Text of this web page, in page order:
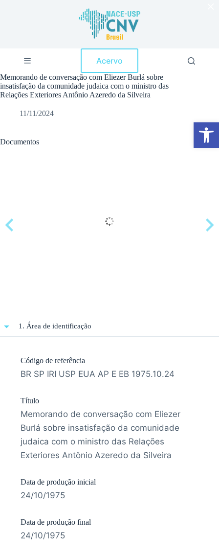
Abrir a barra de ferramentas
a
o
c
ú
Acervo
Memorando de conversação com Eliezer Burlá sobre
insatisfação da comunidade judaica com o ministro das
Relações Exteriores Antônio Azeredo da Silveira
11/11/2024
Documentos
1. Área de identificação
Código de referência
BR SP IRI USP EUA AP E EB 1975.10.24
Título
Memorando de conversação com Eliezer
Burlá sobre insatisfação da comunidade
judaica com o ministro das Relações
Exteriores Antônio Azeredo da Silveira
Data de produção inicial
24/10/1975
Data de produção final
24/10/1975